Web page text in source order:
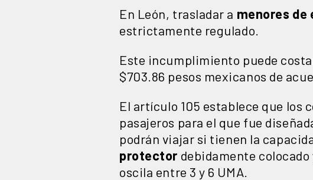
En León, trasladar a menores de
estrictamente regulado.
Este incumplimiento puede
$703.86 pesos mexicanos de
El artículo 105 establece que los
pasajeros para el que fue
podrán viajar si tienen la
protector debidamente
oscila entre 3 y 6 UMA.